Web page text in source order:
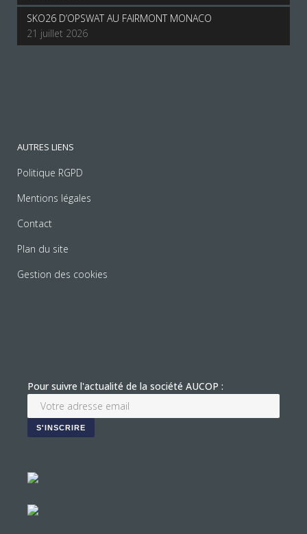
SKO26 D’OPSWAT AU FAIRMONT MONACO
21 juillet 2026
AUTRES LIENS
Politique RGPD
Mentions légales
Contact
Plan du site
Gestion des cookies
Pour suivre l'actualité de la société AUCOP :